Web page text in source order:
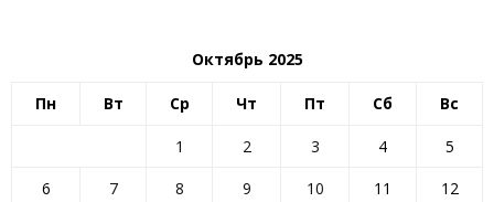
Октябрь 2025
Пн Вт Ср Чт Пт Сб Вс
1 2 3 4
5
6
7 8 9 10 11
12